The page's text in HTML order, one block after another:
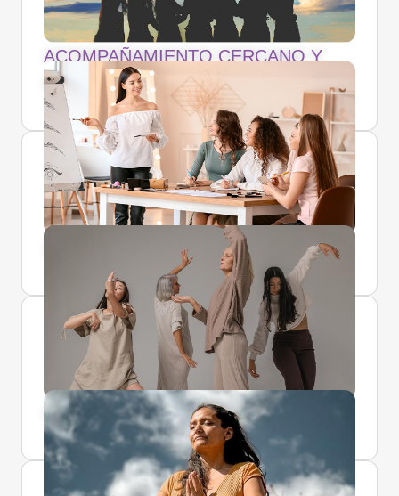
ACOMPAÑAMIENTO CERCANO Y
COMPASIVO
2 MASTERCLASS
CLASES DE DANZA TERAPIA